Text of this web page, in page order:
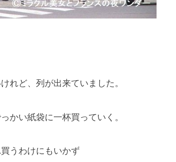
れど、列が出来ていました。
かい紙袋に一杯買っていく。
うわけにもいかず